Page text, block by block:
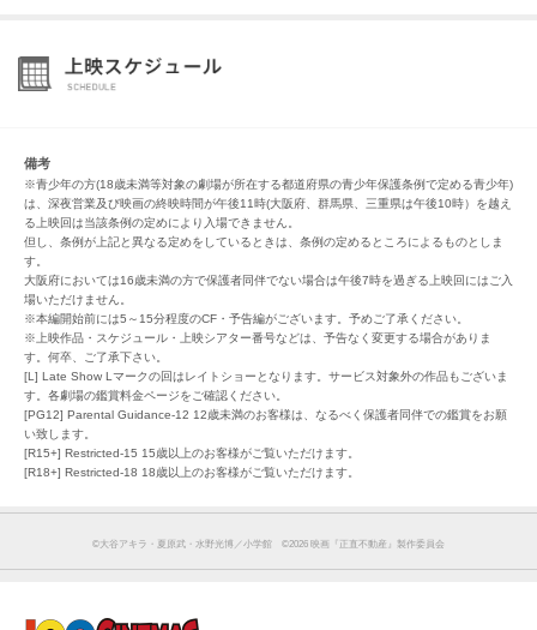
備考
※青少年の方(18歳未満等対象の劇場が所在する都道府県の青少年保護条例で定める青少年)
は、深夜営業及び映画の終映時間が午後11時(大阪府、群馬県、三重県は午後10時）を越え
る上映回は当該条例の定めにより入場できません。
但し、条例が上記と異なる定めをしているときは、条例の定めるところによるものとしま
す。
大阪府においては16歳未満の方で保護者同伴でない場合は午後7時を過ぎる上映回にはご入
場いただけません。
※本編開始前には5～15分程度のCF・予告編がございます。予めご了承ください。
※上映作品・スケジュール・上映シアター番号などは、予告なく変更する場合がありま
す。何卒、ご了承下さい。
[L] Late Show Lマークの回はレイトショーとなります。サービス対象外の作品もございま
す。各劇場の鑑賞料金ページをご確認ください。
[PG12] Parental Guidance-12 12歳未満のお客様は、なるべく保護者同伴での鑑賞をお願
い致します。
[R15+] Restricted-15 15歳以上のお客様がご覧いただけます。
[R18+] Restricted-18 18歳以上のお客様がご覧いただけます。
©大谷アキラ・夏原武・水野光博／小学館 ©2026 映画『正直不動産』製作委員会